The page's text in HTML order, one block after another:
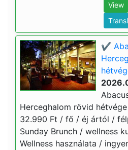
View
✔️
Herceghalom rövid
32.990 Ft / fő / éj ártól /
Sunday Brunch / wellness
Wellness használata /